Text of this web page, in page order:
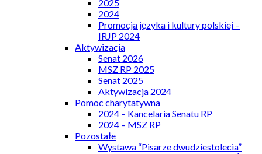
2025
2024
Promocja języka i kultury polskiej –
IRJP 2024
Aktywizacja
Senat 2026
MSZ RP 2025
Senat 2025
Aktywizacja 2024
Pomoc charytatywna
2024 – Kancelaria Senatu RP
2024 – MSZ RP
Pozostałe
Wystawa “Pisarze dwudziestolecia”